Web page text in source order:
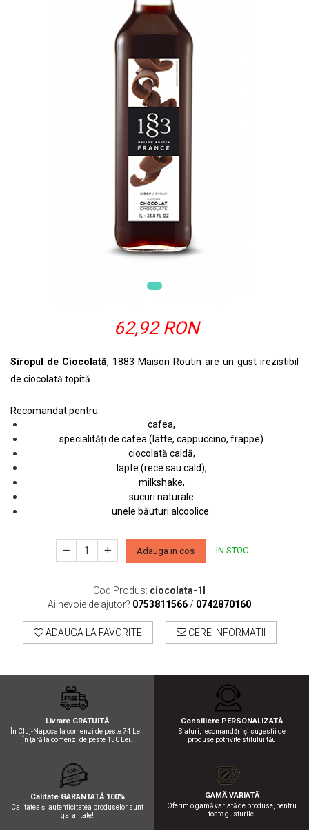
62,92 RON
Siropul de Ciocolată, 1883 Maison Routin are un gust irezistibil
de ciocolată topită.
Recomandat pentru:
cafea,
specialități de cafea (latte, cappuccino, frappe)
ciocolată caldă,
lapte (rece sau cald),
milkshake,
sucuri naturale
unele băuturi alcoolice.
Adauga in cos IN STOC
Cod Produs: ciocolata-1l
Ai nevoie de ajutor? 0753811566/ 0742870160
ADAUGA LA FAVORITE CERE INFORMATII
Livrare GRATUITĂ
În Cluj-Napoca la comenzi de peste 74 Lei.
În ţară la comenzi de peste 150 Lei.
Consiliere PERSONALIZATĂ
Sfaturi, recomandări şi sugestii de
produse potrivite stilului tău
Calitate GARANTATĂ 100%
Calitatea şi autenticitatea produselor sunt
garantate!
GAMĂ VARIATĂ
Oferim o gamă variată de produse, pentru
toate gusturile.